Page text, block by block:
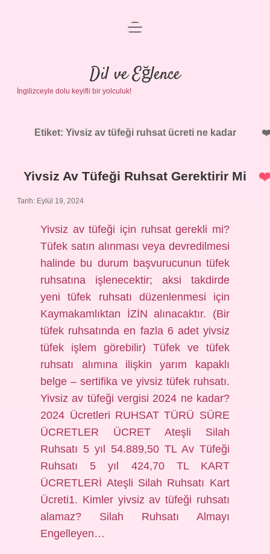
Anasayfa
Gizlilik Politikası
Yasal Uyarı
menüyü
Dil ve Eğlence
İngilizceyle dolu keyifli bir yolculuk!
Etiket: Yivsiz av tüfeği ruhsat ücreti ne kadar
Yivsiz Av Tüfeği Ruhsat Gerektirir Mi
Tarih: Eylül 19, 2024
Yivsiz av tüfeği için ruhsat gerekli mi?
Tüfek satın alınması veya devredilmesi
halinde bu durum başvurucunun tüfek
ruhsatına işlenecektir; aksi takdirde
yeni tüfek ruhsatı düzenlenmesi için
Kaymakamlıktan İZİN alınacaktır. (Bir
tüfek ruhsatında en fazla 6 adet yivsiz
tüfek işlem görebilir) Tüfek ve tüfek
ruhsatı alımına ilişkin yarım kapaklı
belge – sertifika ve yivsiz tüfek ruhsatı.
Yivsiz av tüfeği vergisi 2024 ne kadar?
2024 Ücretleri RUHSAT TÜRÜ SÜRE
ÜCRETLER ÜCRET Ateşli Silah
Ruhsatı 5 yıl 54.889,50 TL Av Tüfeği
Ruhsatı 5 yıl 424,70 TL KART
ÜCRETLERİ Ateşli Silah Ruhsatı Kart
Ücreti1. Kimler yivsiz av tüfeği ruhsatı
alamaz? Silah Ruhsatı Almayı
Engelleyen…